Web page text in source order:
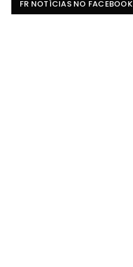
FR NOTÍCIAS NO FACEBOOK